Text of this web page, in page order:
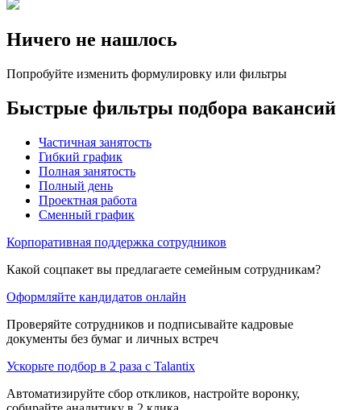
Ничего не нашлось
Попробуйте изменить формулировку или фильтры
Быстрые фильтры подбора вакансий
Частичная занятость
Гибкий график
Полная занятость
Полный день
Проектная работа
Сменный график
Корпоративная поддержка сотрудников
Какой соцпакет вы предлагаете семейным сотрудникам?
Оформляйте кандидатов онлайн
Проверяйте сотрудников и подписывайте кадровые
документы без бумаг и личных встреч
Ускорьте подбор в 2 раза с Talantix
Автоматизируйте сбор откликов, настройте воронку,